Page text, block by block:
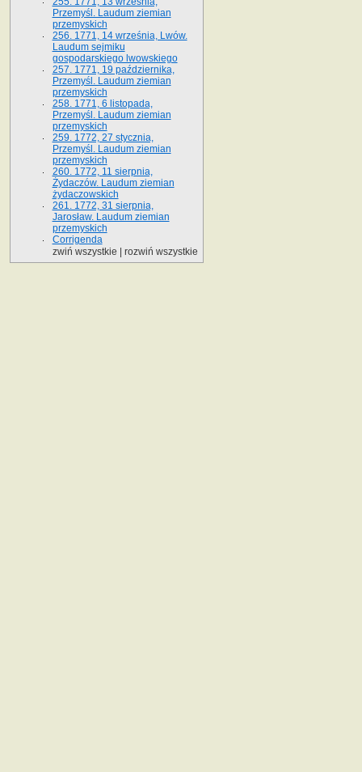
Przemyśl. Laudum ziemian
przemyskich
256. 1771, 14 września, Lwów.
Laudum sejmiku
gospodarskiego lwowskiego
257. 1771, 19 października,
Przemyśl. Laudum ziemian
przemyskich
258. 1771, 6 listopada,
Przemyśl. Laudum ziemian
przemyskich
259. 1772, 27 stycznia,
Przemyśl. Laudum ziemian
przemyskich
260. 1772, 11 sierpnia,
Żydaczów. Laudum ziemian
żydaczowskich
261. 1772, 31 sierpnia,
Jarosław. Laudum ziemian
przemyskich
Corrigenda
zwiń wszystkie
rozwiń wszystkie